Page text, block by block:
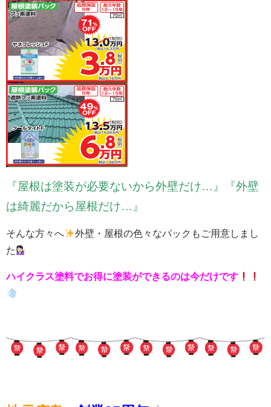
『屋根は塗装が必要ないから外壁だけ…』『外壁
は綺麗だから屋根だけ…』
そんな方々へ
外壁・屋根の色々なパックもご用意しまし
た
ハイクラス塗料でお得に塗装ができるのは今だけです